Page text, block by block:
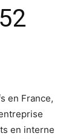
en France,
en interne